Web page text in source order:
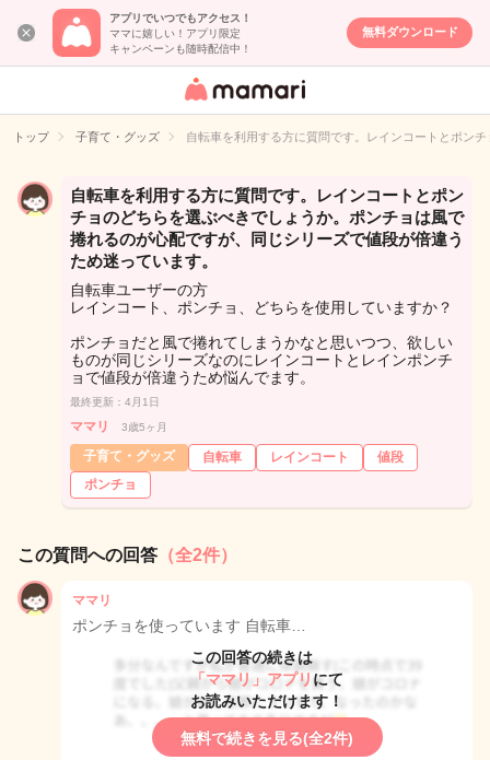
アプリでいつでもアクセス！
ママに嬉しい！アプリ限定
キャンペーンも随時配信中！
無料ダウンロード
女性専用匿名QA
イト
トップ 子育て・グッズ 自転車を利用する方に質問です。レインコートとポン
自転車を利用する方に質問です。レインコートとポン
チョのどちらを選ぶべきでしょうか。ポンチョは風で
捲れるのが心配ですが、同じシリーズで値段が倍違う
ため迷っています。
自転車ユーザーの方
レインコート、ポンチョ、どちらを使用していますか？
ポンチョだと風で捲れてしまうかなと思いつつ、欲しい
ものが同じシリーズなのにレインコートとレインポンチ
ョで値段が倍違うため悩んでます。
最終更新：4月1日
ママリ 3歳5ヶ月
子育て・グッズ 自転車 レインコート
値段
ポンチョ
この質問への回答 （全2件）
ママリ
ポンチョを使っています 自転車…
この回答の続きは
「ママリ」アプリ にて
お読みいただけます！
無料で続きを見る(全2件)